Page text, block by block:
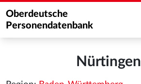
Oberdeutsche
Personendatenbank
Nürtingen